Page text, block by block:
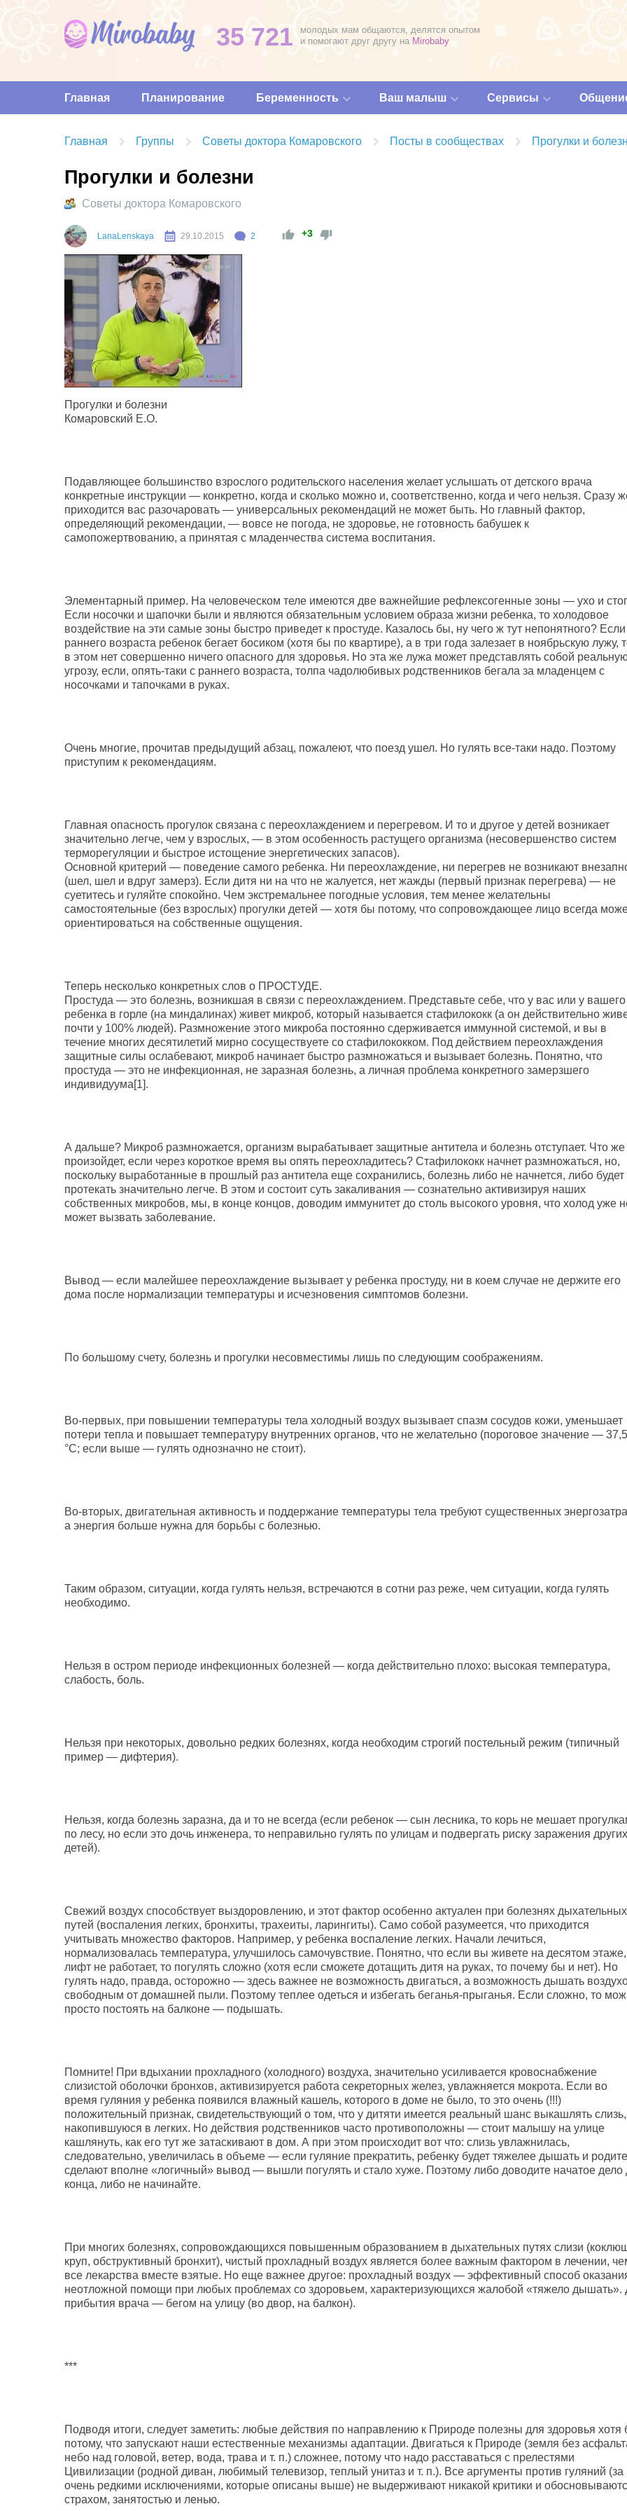
35 721
молодых мам общаются, делятся опытом
и помогают друг другу на Mirobaby
Главная Планирование Беременность Ваш малыш Сервисы
Главная Группы Советы доктора Комаровского Посты в сообществах Прогулки и
Прогулки и болезни
Советы доктора Комаровского
LanaLenskaya 29.10.2015 2 +3
Прогулки и болезни
Комаровский Е.О.
Подавляющее большинство взрослого родительского населения желает услышать от детского врача
конкретные инструкции — конкретно, когда и сколько можно и, соответственно, когда и чего нельзя. Сразу
приходится вас разочаровать — универсальных рекомендаций не может быть. Но главный фактор,
определяющий рекомендации, — вовсе не погода, не здоровье, не готовность бабушек к
самопожертвованию, а принятая с младенчества система воспитания.
Элементарный пример. На человеческом теле имеются две важнейшие рефлексогенные зоны — ухо и
Если носочки и шапочки были и являются обязательным условием образа жизни ребенка, то холодовое
воздействие на эти самые зоны быстро приведет к простуде. Казалось бы, ну чего ж тут непонятного? Если
раннего возраста ребенок бегает босиком (хотя бы по квартире), а в три года залезает в ноябрьскую лужу,
в этом нет совершенно ничего опасного для здоровья. Но эта же лужа может представлять собой
угрозу, если, опять-таки с раннего возраста, толпа чадолюбивых родственников бегала за младенцем с
носочками и тапочками в руках.
Очень многие, прочитав предыдущий абзац, пожалеют, что поезд ушел. Но гулять все-таки надо. Поэтому
приступим к рекомендациям.
Главная опасность прогулок связана с переохлаждением и перегревом. И то и другое у детей возникает
значительно легче, чем у взрослых, — в этом особенность растущего организма (несовершенство систем
терморегуляции и быстрое истощение энергетических запасов).
Основной критерий — поведение самого ребенка. Ни переохлаждение, ни перегрев не возникают
(шел, шел и вдруг замерз). Если дитя ни на что не жалуется, нет жажды (первый признак перегрева) — не
суетитесь и гуляйте спокойно. Чем экстремальнее погодные условия, тем менее желательны
самостоятельные (без взрослых) прогулки детей — хотя бы потому, что сопровождающее лицо всегда
ориентироваться на собственные ощущения.
Теперь несколько конкретных слов о ПРОСТУДЕ.
Простуда — это болезнь, возникшая в связи с переохлаждением. Представьте себе, что у вас или у вашего
ребенка в горле (на миндалинах) живет микроб, который называется стафилококк (а он действительно
почти у 100% людей). Размножение этого микроба постоянно сдерживается иммунной системой, и вы в
течение многих десятилетий мирно сосуществуете со стафилококком. Под действием переохлаждения
защитные силы ослабевают, микроб начинает быстро размножаться и вызывает болезнь. Понятно, что
простуда — это не инфекционная, не заразная болезнь, а личная проблема конкретного замерзшего
индивидуума[1].
А дальше? Микроб размножается, организм вырабатывает защитные антитела и болезнь отступает. Что же
произойдет, если через короткое время вы опять переохладитесь? Стафилококк начнет размножаться, но,
поскольку выработанные в прошлый раз антитела еще сохранились, болезнь либо не начнется, либо будет
протекать значительно легче. В этом и состоит суть закаливания — сознательно активизируя наших
собственных микробов, мы, в конце концов, доводим иммунитет до столь высокого уровня, что холод уже
может вызвать заболевание.
Вывод — если малейшее переохлаждение вызывает у ребенка простуду, ни в коем случае не держите его
дома после нормализации температуры и исчезновения симптомов болезни.
По большому счету, болезнь и прогулки несовместимы лишь по следующим соображениям.
Во-первых, при повышении температуры тела холодный воздух вызывает спазм сосудов кожи, уменьшает
потери тепла и повышает температуру внутренних органов, что не желательно (пороговое значение — 37,5
°С; если выше — гулять однозначно не стоит).
Во-вторых, двигательная активность и поддержание температуры тела требуют существенных
а энергия больше нужна для борьбы с болезнью.
Таким образом, ситуации, когда гулять нельзя, встречаются в сотни раз реже, чем ситуации, когда гулять
необходимо.
Нельзя в остром периоде инфекционных болезней — когда действительно плохо: высокая температура,
слабость, боль.
Нельзя при некоторых, довольно редких болезнях, когда необходим строгий постельный режим (типичный
пример — дифтерия).
Нельзя, когда болезнь заразна, да и то не всегда (если ребенок — сын лесника, то корь не мешает
по лесу, но если это дочь инженера, то неправильно гулять по улицам и подвергать риску заражения других
детей).
Свежий воздух способствует выздоровлению, и этот фактор особенно актуален при болезнях дыхательных
путей (воспаления легких, бронхиты, трахеиты, ларингиты). Само собой разумеется, что приходится
учитывать множество факторов. Например, у ребенка воспаление легких. Начали лечиться,
нормализовалась температура, улучшилось самочувствие. Понятно, что если вы живете на десятом
лифт не работает, то погулять сложно (хотя если сможете дотащить дитя на руках, то почему бы и нет). Но
гулять надо, правда, осторожно — здесь важнее не возможность двигаться, а возможность дышать
свободным от домашней пыли. Поэтому теплее одеться и избегать беганья-прыганья. Если сложно, то
просто постоять на балконе — подышать.
Помните! При вдыхании прохладного (холодного) воздуха, значительно усиливается кровоснабжение
слизистой оболочки бронхов, активизируется работа секреторных желез, увлажняется мокрота. Если во
время гуляния у ребенка появился влажный кашель, которого в доме не было, то это очень (!!!)
положительный признак, свидетельствующий о том, что у дитяти имеется реальный шанс выкашлять слизь,
накопившуюся в легких. Но действия родственников часто противоположны — стоит малышу на улице
кашлянуть, как его тут же затаскивают в дом. А при этом происходит вот что: слизь увлажнилась,
следовательно, увеличилась в объеме — если гуляние прекратить, ребенку будет тяжелее дышать и
сделают вполне «логичный» вывод — вышли погулять и стало хуже. Поэтому либо доводите начатое дело
конца, либо не начинайте.
При многих болезнях, сопровождающихся повышенным образованием в дыхательных путях слизи
круп, обструктивный бронхит), чистый прохладный воздух является более важным фактором в лечении,
все лекарства вместе взятые. Но еще важнее другое: прохладный воздух — эффективный способ
неотложной помощи при любых проблемах со здоровьем, характеризующихся жалобой «тяжело дышать».
прибытия врача — бегом на улицу (во двор, на балкон).
***
Подводя итоги, следует заметить: любые действия по направлению к Природе полезны для здоровья хотя
потому, что запускают наши естественные механизмы адаптации. Двигаться к Природе (земля без
небо над головой, ветер, вода, трава и т. п.) сложнее, потому что надо расставаться с прелестями
Цивилизации (родной диван, любимый телевизор, теплый унитаз и т. п.). Все аргументы против гуляний (за
очень редкими исключениями, которые описаны выше) не выдерживают никакой критики и
страхом, занятостью и ленью.